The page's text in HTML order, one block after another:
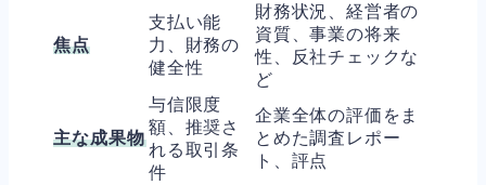
焦点
支払い能
力、財務の
健全性
財務状況、経営者の
資質、事業の将来
性、反社チェックな
ど
主な成果物
与信限度
額、推奨さ
れる取引条
件
企業全体の評価をま
とめた調査レポー
ト、評点